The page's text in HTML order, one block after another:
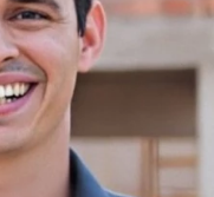
juízes e